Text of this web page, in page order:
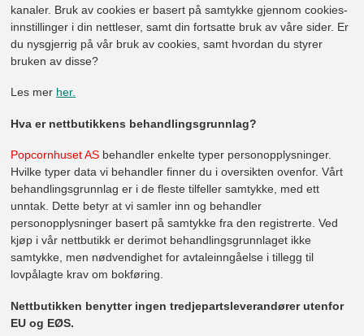
kanaler. Bruk av cookies er basert på samtykke gjennom cookies-
innstillinger i din nettleser, samt din fortsatte bruk av våre sider. Er
du nysgjerrig på vår bruk av cookies, samt hvordan du styrer
bruken av disse?
Les mer her.
Hva er nettbutikkens behandlingsgrunnlag?
Popcornhuset AS behandler enkelte typer personopplysninger.
Hvilke typer data vi behandler finner du i oversikten ovenfor. Vårt
behandlingsgrunnlag er i de fleste tilfeller samtykke, med ett
unntak. Dette betyr at vi samler inn og behandler
personopplysninger basert på samtykke fra den registrerte. Ved
kjøp i vår nettbutikk er derimot behandlingsgrunnlaget ikke
samtykke, men nødvendighet for avtaleinngåelse i tillegg til
lovpålagte krav om bokføring.
Nettbutikken benytter ingen tredjepartsleverandører utenfor
EU og EØS.